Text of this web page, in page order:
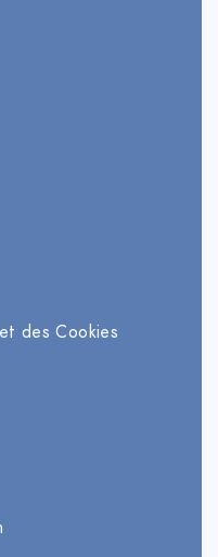
des Cookies